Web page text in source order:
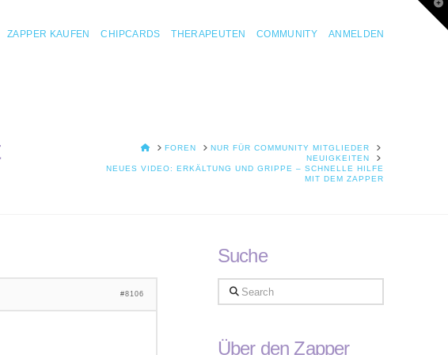
ZAPPER KAUFEN CHIPCARDS THERAPEUTEN COMMUNITY ANMELDEN
HOMEFOREN
NUR FÜR COMMUNITY MITGLIEDER
NEUIGKEITEN
NEUES VIDEO: ERKÄLTUNG UND GRIPPE – SCHNELLE HILFE
MIT DEM ZAPPER
#8106
Suche
Search
Über den Zapper